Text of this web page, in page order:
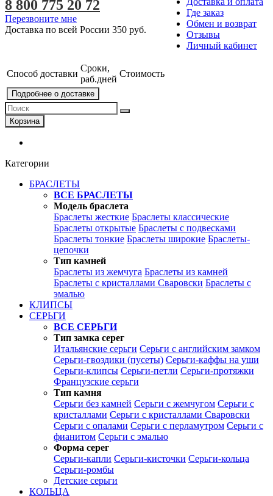
Где заказ
Обмен и возврат
Отзывы
Личный кабинет
8 800 775 20 72
Перезвоните мне
Доставка по всей России 350 руб.
Способ доставки
Сроки,
раб.дней
Стоимость
Подробнее о доставке
Корзина
Категории
БРАСЛЕТЫ
ВСЕ БРАСЛЕТЫ
Модель браслета
Браслеты жесткие Браслеты классические
Браслеты открытые Браслеты с подвесками
Браслеты тонкие Браслеты широкие Браслеты-
цепочки
Тип камней
Браслеты из жемчуга Браслеты из камней
Браслеты с кристаллами Сваровски Браслеты с
эмалью
КЛИПСЫ
СЕРЬГИ
ВСЕ СЕРЬГИ
Тип замка серег
Итальянские серьги Серьги с английским замком
Серьги-гвоздики (пусеты) Серьги-каффы на уши
Серьги-клипсы Серьги-петли Серьги-протяжки
Французские серьги
Тип камня
Серьги без камней Серьги с жемчугом Серьги с
кристаллами Серьги с кристаллами Сваровски
Серьги с опалами Серьги с перламутром Серьги с
фианитом Серьги с эмалью
Форма серег
Серьги-капли Серьги-кисточки Серьги-кольца
Серьги-ромбы
Детские серьги
КОЛЬЦА